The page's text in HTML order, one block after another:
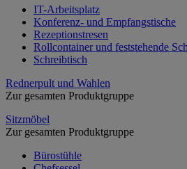
IT-Arbeitsplatz
Konferenz- und Empfangstische
Rezeptionstresen
Rollcontainer und feststehende
Schreibtisch
Rednerpult und Wahlen
Zur gesamten Produktgruppe
Sitzmöbel
Zur gesamten Produktgruppe
Bürostühle